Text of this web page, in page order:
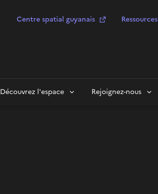
Centre spatial guyanais Ressources
Découvrez l'espace Rejoignez-nous